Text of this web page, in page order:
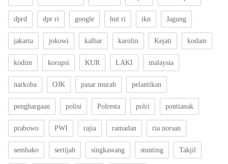
dprd dpr ri google hut ri ikn Jagung
jakarta jokowi kalbar karolin Kejati kodam
kodim korupsi KUR LAKI malaysia
narkoba OJK pasar murah pelantikan
penghargaan polisi Polresta polri pontianak
prabowo PWI rajia ramadan ria norsan
sembako sertijab singkawang stunting Takjil